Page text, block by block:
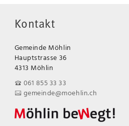
Kontakt
Gemeinde Möhlin
Hauptstrasse 36
4313 Möhlin
061 855 33 33
gemeinde@moehlin.ch